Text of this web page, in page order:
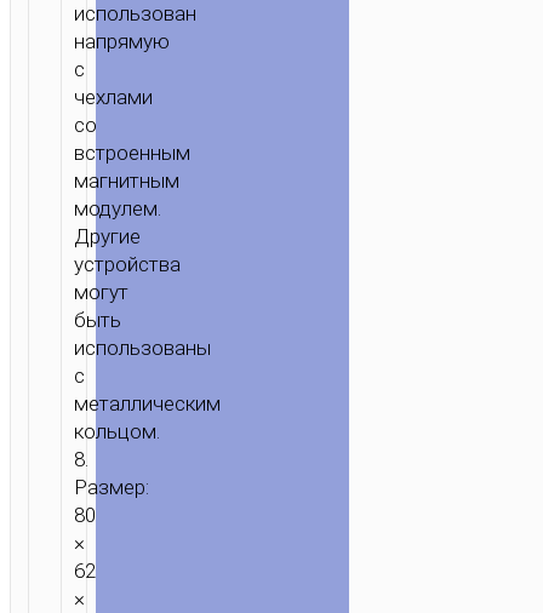
использован
напрямую
с
чехлами
со
встроенным
магнитным
модулем.
Другие
устройства
могут
быть
использованы
с
металлическим
кольцом.
8.
Размер:
80
×
62
×